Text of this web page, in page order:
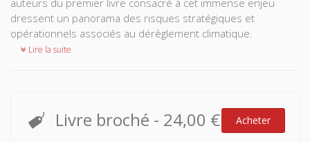
dressent un panorama des risques stratégiques et
opérationnels associés au dérèglement climatique.
Lire la suite
Livre broché - 24,00 € Acheter